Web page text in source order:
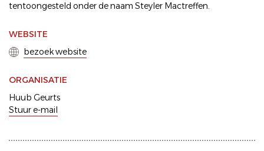
tentoongesteld onder de naam Steyler Mactreffen.
WEBSITE
bezoek website
ORGANISATIE
Huub Geurts
Stuur e-mail